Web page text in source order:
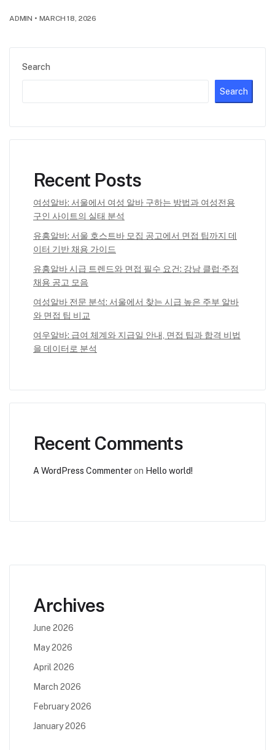
Search
Search
Recent Posts
여성알바: 서울에서 여성 알바 구하는 방법과 여성전용
구인 사이트의 실태 분석
유흥알바: 서울 호스트바 모집 공고에서 면접 팁까지 데
이터 기반 채용 가이드
유흥알바 시급 트렌드와 면접 필수 요건: 강남 클럽·주점
채용 공고 모음
여성알바 전문 분석: 서울에서 찾는 시급 높은 주부 알바
와 면접 팁 비교
여우알바: 급여 체계와 지급일 안내, 면접 팁과 합격 비법
을 데이터로 분석
Recent Comments
A WordPress Commenteron Hello world!
ADMIN • MARCH 18, 2026
Archives
June 2026
May 2026
April 2026
March 2026
February 2026
January 2026